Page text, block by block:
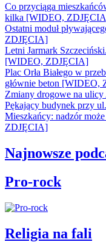
Co przyciąga
kilka [WIDEO,
Ostatni moduł
ZDJĘCIA]
Letni Jarmark
[WIDEO, ZDJĘCIA]
Plac Orła Białego w
głównie beton [WIDEO,
Zmiany drogowe na
Pękający budynek przy
Mieszkańcy: nadzór
ZDJĘCIA]
Najnowsze
Pro-rock
Religia na fali